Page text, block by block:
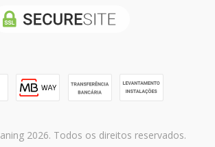
2026. Todos os direitos reservados.